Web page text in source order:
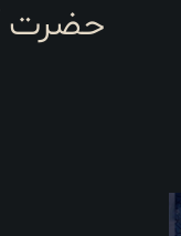
حضرت